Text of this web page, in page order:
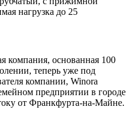
нагрузка до 25
компания, основанная 100
теперь уже под
компании, Winora
предприятии в городе
от Франкфурта-на-Майне.